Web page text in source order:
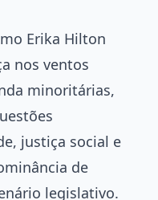
Erika Hilton
nos ventos
minoritárias,
justiça social e
de
legislativo.